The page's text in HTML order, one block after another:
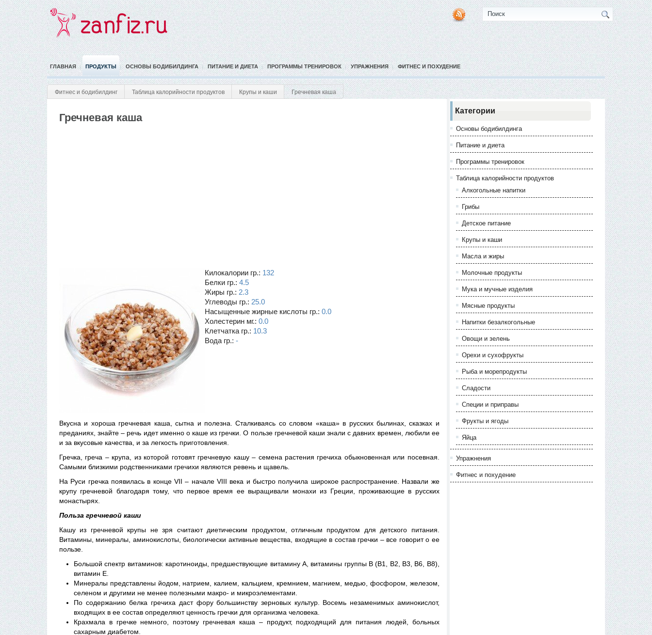
ГЛАВНАЯ ПРОДУКТЫ ОСНОВЫ БОДИБИЛДИНГА ПИТАНИЕ И ДИЕТА ПРОГРАММЫ ТРЕНИРОВОК УПРАЖНЕНИЯ ФИТНЕС И ПОХУДЕНИЕ
Фитнес и бодибилдинг Таблица калорийности продуктов Крупы и каши Гречневая каша
Гречневая каша
Килокалории гр.: 132
Белки гр.: 4.5
Жиры гр.: 2.3
Углеводы гр.: 25.0
Насыщенные жирные кислоты гр.: 0.0
Холестерин мг.: 0.0
Клетчатка гр.: 10.3
Вода гр.: -
Вкусна и хороша гречневая каша, сытна и полезна. Сталкиваясь со словом «каша» в русских былинах, сказках и
преданиях, знайте – речь идет именно о каше из гречки. О пользе гречневой каши знали с давних времен, любили ее
и за вкусовые качества, и за легкость приготовления.
Гречка, греча – крупа, из которой готовят гречневую кашу – семена растения гречиха обыкновенная или посевная.
Самыми близкими родственниками гречихи являются ревень и щавель.
На Руси гречка появилась в конце VII – начале VIII века и быстро получила широкое распространение. Назвали же
крупу гречневой благодаря тому, что первое время ее выращивали монахи из Греции, проживающие в русских
монастырях.
Польза гречневой каши
Кашу из гречневой крупы не зря считают диетическим продуктом, отличным продуктом для детского питания.
Витамины, минералы, аминокислоты, биологически активные вещества, входящие в состав гречки – все говорит о ее
пользе.
Большой спектр витаминов: каротиноиды, предшествующие витамину А, витамины группы В (В1, В2, В3, В6, В8),
витамин Е.
Минералы представлены йодом, натрием, калием, кальцием, кремнием, магнием, медью, фосфором, железом,
селеном и другими не менее полезными макро- и микроэлементами.
По содержанию белка гречиха даст фору большинству зерновых культур. Восемь незаменимых аминокислот,
входящих в ее состав определяют ценность гречки для организма человека.
Крахмала в гречке немного, поэтому гречневая каша – продукт, подходящий для питания людей, больных
сахарным диабетом.
Категории
Основы бодибилдинга
Питание и диета
Программы тренировок
Таблица калорийности продуктов
Алкогольные напитки
Грибы
Детское питание
Крупы и каши
Масла и жиры
Молочные продукты
Мука и мучные изделия
Мясные продукты
Напитки безалкогольные
Овощи и зелень
Орехи и сухофрукты
Рыба и морепродукты
Сладости
Специи и приправы
Фрукты и ягоды
Яйца
Упражнения
Фитнес и похудение